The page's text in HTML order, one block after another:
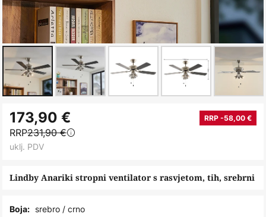
to
the
beginning
the
gallery
Lindby Anariki stropni ventilator s rasvjetom, tih, srebrni
173,90 € RRP -58,00 €
RRP231,90 €
uklj. PDV
Boja: srebro / crno